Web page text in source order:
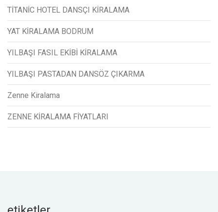
TİTANİC HOTEL DANSÇI KİRALAMA
YAT KİRALAMA BODRUM
YILBAŞI FASIL EKİBİ KİRALAMA
YILBAŞI PASTADAN DANSÖZ ÇIKARMA
Zenne Kiralama
ZENNE KİRALAMA FİYATLARI